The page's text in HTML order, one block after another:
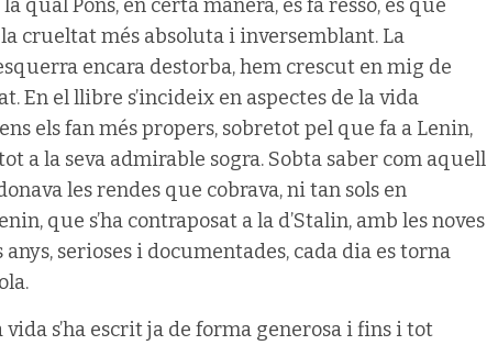
qual Pons, en certa manera, es fa ressò, és que
crueltat més absoluta i inversemblant. La
encara destorba, hem crescut en mig de
En el llibre s’incideix en aspectes de la vida
els fan més propers, sobretot pel que fa a Lenin,
a la seva admirable sogra. Sobta saber com aquell
les rendes que cobrava, ni tan sols en
que s’ha contraposat a la d’Stalin, amb les noves
serioses i documentades, cada dia es torna
vida s’ha escrit ja de forma generosa i fins i tot